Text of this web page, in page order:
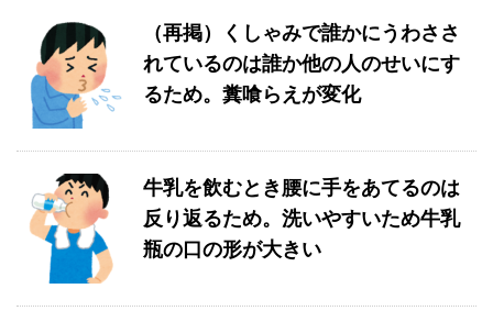
（再掲）くしゃみで誰かにうわささ
れているのは誰か他の人のせいにす
るため。糞喰らえが変化
牛乳を飲むとき腰に手をあてるのは
反り返るため。洗いやすいため牛乳
瓶の口の形が大きい